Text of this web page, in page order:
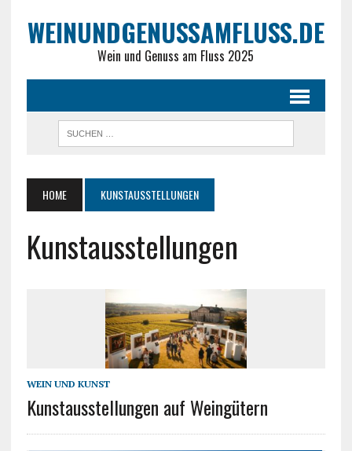
WEINUNDGENUSSAMFLUSS.DE
Wein und Genuss am Fluss 2025
HOME KUNSTAUSSTELLUNGEN
Kunstausstellungen
WEIN UND KUNST
Kunstausstellungen auf Weingütern